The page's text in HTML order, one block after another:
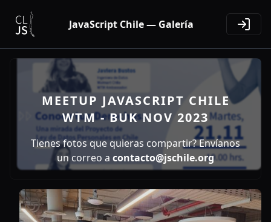
JavaScript Chile — Galería
MEETUP JAVASCRIPT CHILE
WTM - BUK NOV 2023
Tienes fotos que quieras compartir? Envíanos
un correo a contacto@jschile.org